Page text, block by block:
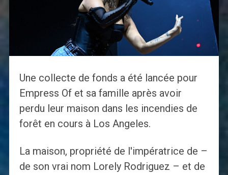
Une collecte de fonds a été lancée pour
Empress Of et sa famille après avoir
perdu leur maison dans les incendies de
forêt en cours à Los Angeles.
La maison, propriété de l'impératrice de –
de son vrai nom Lorely Rodriguez – et de